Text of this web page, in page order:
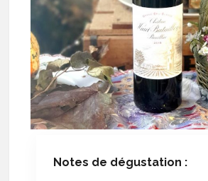
Notes de dégustation :